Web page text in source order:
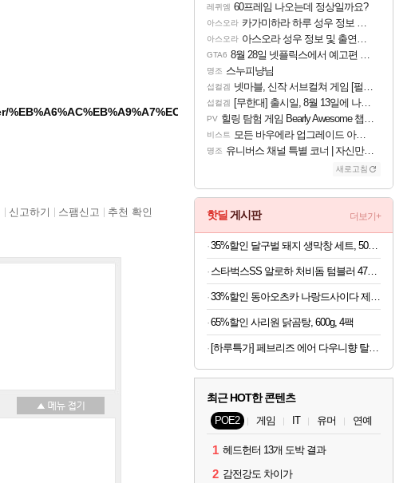
신고하기 스팸신고 추천 확인
레퀴엠 60프레임 나오는데 정상일까요?
아스오라 카가미하라 하루 성우 정보 및 주요 필모
아스오라 아스오라 성우 정보 및 출연작 모음
GTA6 8월 28일 넷플릭스에서 예고편 공개 예정
명조 스누피냥님
섭컬겜 넷마블, 신작 서브컬쳐 게임 [펄 인 블루] 티저 사이트 오픈
섭컬겜 [무한대] 출시일, 8월 13일에 나오나
PV 힐링 탐험 게임 Bearly Awesome 챕터 1 트레일러
비스트 모든 바우에라 업그레이드 아이템 획득 위치 공략 (89개)
명조 유니버스 채널 특별 코너 | 자신만의 스타일
새로고침
핫딜 게시판 더보기+
35%할인 달구벌 돼지 생막창 세트, 500g, 2봉
스타벅스SS 알로하 처비돔 텀블러 473ml
65%할인 사리원 닭곰탕, 600g, 4팩
[하루특가] 페브리즈 에어 다우니향 탈취제 본품, 165g, 4개
최근 HOT한 콘텐츠
POE2 게임 IT 유머 연예
1 헤드헌터 13개 도박 결과
2 감전강도 차이가